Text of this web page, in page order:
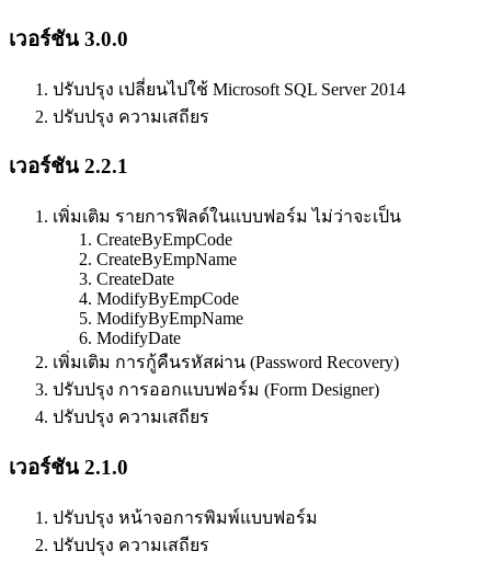
เวอร์ชัน 3.0.0
ปรับปรุง เปลี่ยนไปใช้ Microsoft SQL Server 2014
ปรับปรุง ความเสถียร
เวอร์ชัน 2.2.1
เพิ่มเติม รายการฟิลด์ในแบบฟอร์ม ไม่ว่าจะเป็น
CreateByEmpCode
CreateByEmpName
CreateDate
ModifyByEmpCode
ModifyByEmpName
ModifyDate
เพิ่มเติม การกู้คืนรหัสผ่าน (Password Recovery)
ปรับปรุง การออกแบบฟอร์ม (Form Designer)
ปรับปรุง ความเสถียร
เวอร์ชัน 2.1.0
ปรับปรุง หน้าจอการพิมพ์แบบฟอร์ม
ปรับปรุง ความเสถียร